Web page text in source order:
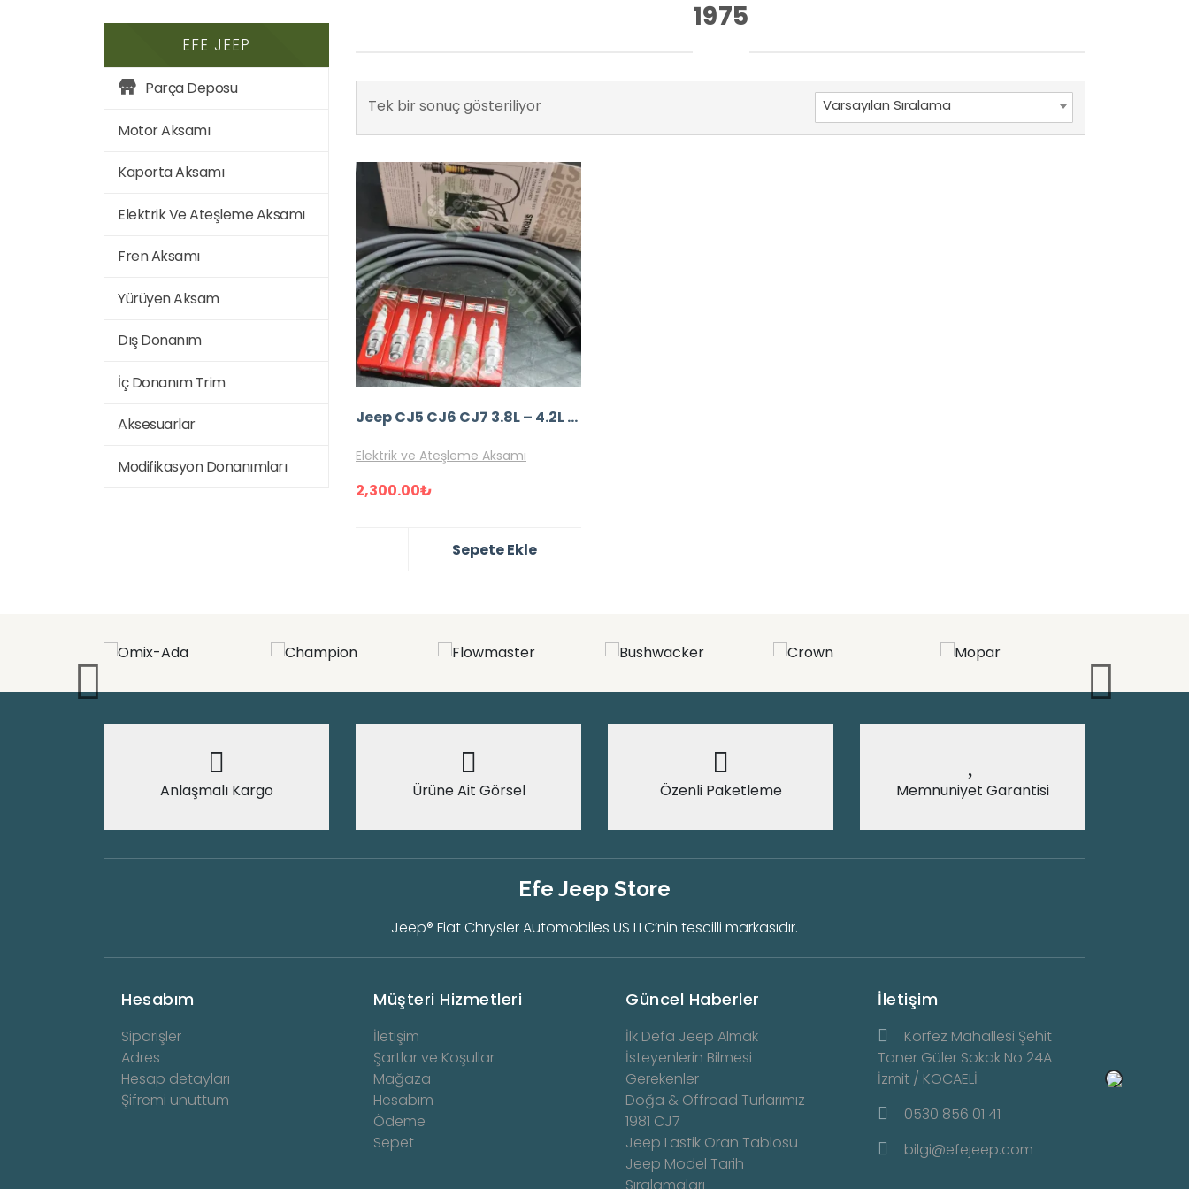
EFE JEEP
Parça Deposu
Motor Aksamı
Kaporta Aksamı
Elektrik Ve Ateşleme Aksamı
Fren Aksamı
Yürüyen Aksam
Dış Donanım
İç Donanım Trim
Aksesuarlar
Modifikasyon Donanımları
1975
Tek bir sonuç gösteriliyor Varsayılan Sıralama
Jeep CJ5 CJ6 CJ7 3.8L – 4.2L Orjinal Buji Seti 6’lı (RN13LYC)
Elektrik ve Ateşleme Aksamı
2,300.00₺
Sepete Ekle
Anlaşmalı Kargo Ürüne Ait Görsel Özenli Paketleme Memnuniyet Garantisi
Efe Jeep Store
Jeep® Fiat Chrysler Automobiles US LLC’nin tescilli markasıdır.
Hesabım
Siparişler
Adres
Hesap detayları
Şifremi unuttum
Müşteri Hizmetleri
İletişim
Şartlar ve Koşullar
Mağaza
Hesabım
Ödeme
Sepet
Güncel Haberler
İlk Defa Jeep Almak
İsteyenlerin Bilmesi
Gerekenler
Doğa & Offroad Turlarımız
1981 CJ7
Jeep Lastik Oran Tablosu
Jeep Model Tarih
Sıralamaları
İletişim
Körfez Mahallesi Şehit
Taner Güler Sokak No 24A
İzmit / KOCAELİ
0530 856 01 41
bilgi@efejeep.com